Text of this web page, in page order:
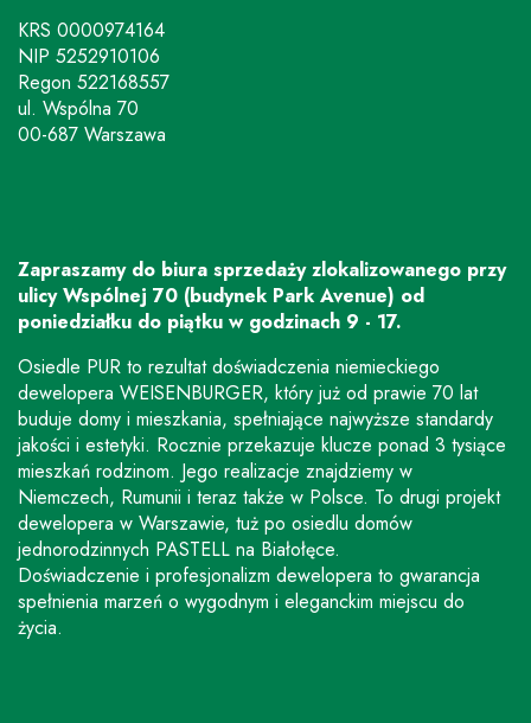
KRS 0000974164
NIP 5252910106
Regon 522168557
ul. Wspólna 70
00-687 Warszawa
Zapraszamy do biura sprzedaży zlokalizowanego przy
ulicy Wspólnej 70 (budynek Park Avenue) od
poniedziałku do piątku w godzinach 9 - 17.
Osiedle PUR to rezultat doświadczenia niemieckiego
dewelopera WEISENBURGER, który już od prawie 70 lat
buduje domy i mieszkania, spełniające najwyższe standardy
jakości i estetyki. Rocznie przekazuje klucze ponad 3 tysiące
mieszkań rodzinom. Jego realizacje znajdziemy w
Niemczech, Rumunii i teraz także w Polsce. To drugi projekt
dewelopera w Warszawie, tuż po osiedlu domów
jednorodzinnych PASTELL na Białołęce.
Doświadczenie i profesjonalizm dewelopera to gwarancja
spełnienia marzeń o wygodnym i eleganckim miejscu do
życia.